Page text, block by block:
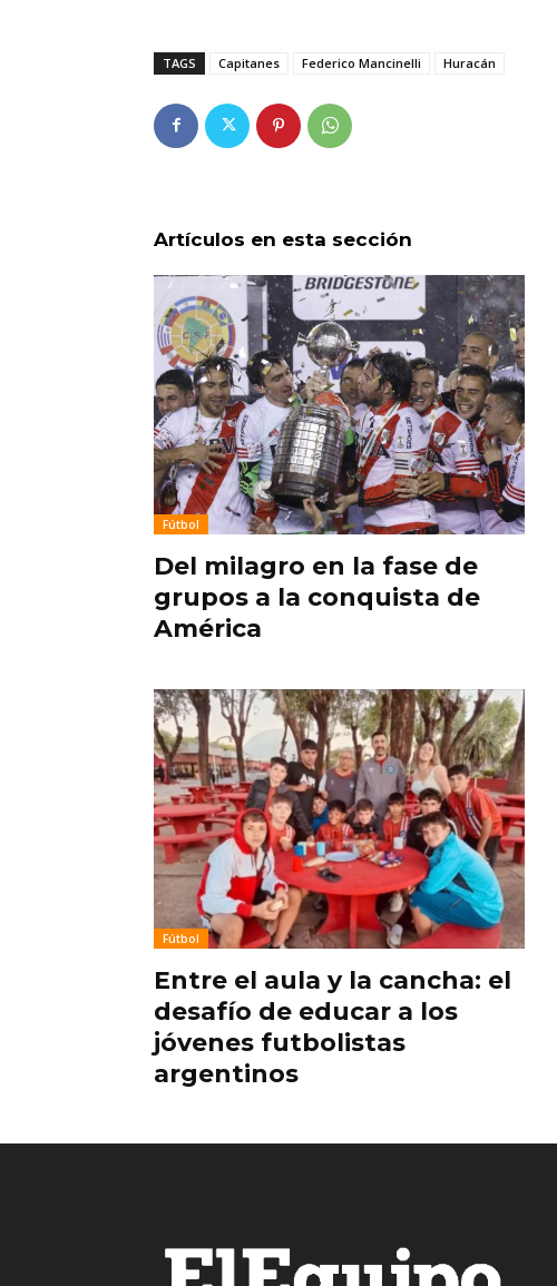
TAGS Capitanes Federico Mancinelli Huracán
Artículos en esta sección
Fútbol
Del milagro en la fase de
grupos a la conquista de
América
Fútbol
Entre el aula y la cancha: el
desafío de educar a los
jóvenes futbolistas
argentinos